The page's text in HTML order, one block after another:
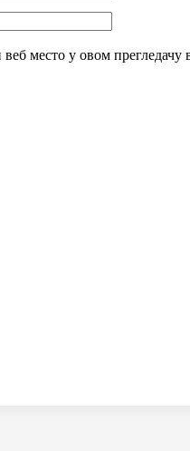
место у овом прегледачу